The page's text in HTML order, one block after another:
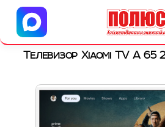
Центр бытовой
г. Ульяновск, ул.
Телевизор Xiaomi TV A 65